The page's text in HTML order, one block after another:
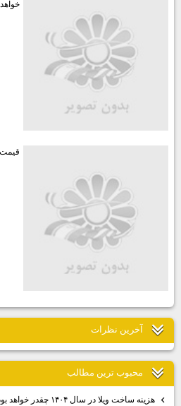
خواهد بود؟
قيمت
آخرين نظرات
محبوب ترين مطالب
هزينه ساخت ويلا در سال ۱۴۰۴ چقدر خواهد بود؟